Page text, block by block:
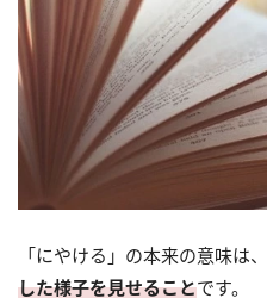
「にやける」の本来の意味は、
した様子を見せることです。